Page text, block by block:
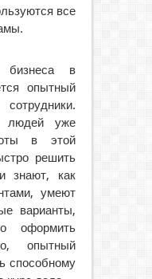
все
в
опытный
людей уже
в этой
решить
знают, как
умеют
варианты,
оформить
опытный
способному